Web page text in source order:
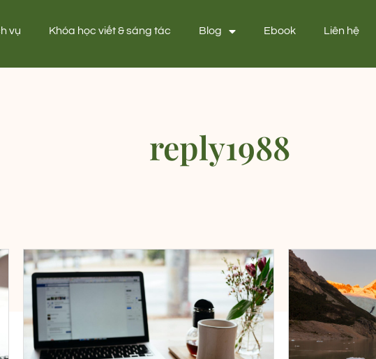
vụ Khóa học viết & sáng tác Blog Ebook Liên hệ
reply1988